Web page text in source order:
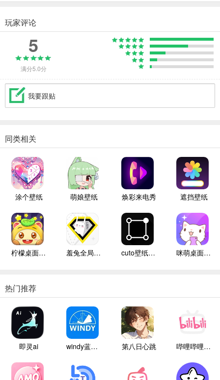
玩家评论
5
满分5.0分
我要跟贴
同类相关
涂个壁纸 萌娘壁纸 焕彩来电秀 遮挡壁纸
柠檬桌面宠物 羞兔全局壁纸纯净版 cuto壁纸高级版 咪萌桌面宠物
热门推荐
即灵ai windy蓝色气象 第八日心跳 哔哩哔哩白色版